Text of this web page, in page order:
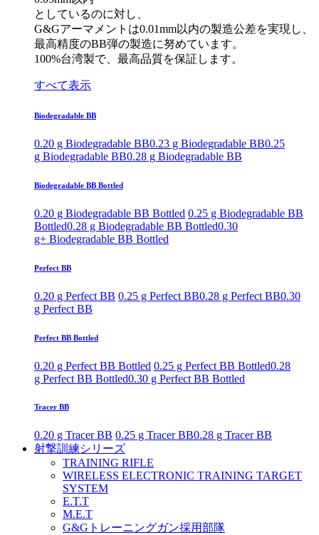
としているのに対し、
G&Gアーマメントは0.01mm以内の製造公差を実現し、
最高精度のBB弾の製造に努めています。
100%台湾製で、最高品質を保証します。
すべて表示
Biodegradable BB
0.20 g Biodegradable BB0.23 g Biodegradable BB0.25
g Biodegradable BB0.28 g Biodegradable BB
Biodegradable BB Bottled
0.20 g Biodegradable BB Bottled 0.25 g Biodegradable BB
Bottled0.28 g Biodegradable BB Bottled0.30
g+ Biodegradable BB Bottled
Perfect BB
0.20 g Perfect BB 0.25 g Perfect BB0.28 g Perfect BB0.30
g Perfect BB
Perfect BB Bottled
0.20 g Perfect BB Bottled 0.25 g Perfect BB Bottled0.28
g Perfect BB Bottled0.30 g Perfect BB Bottled
Tracer BB
0.20 g Tracer BB 0.25 g Tracer BB0.28 g Tracer BB
射撃訓練シリーズ
TRAINING RIFLE
WIRELESS ELECTRONIC TRAINING TARGET
SYSTEM
E.T.T
M.E.T
G&Gトレーニングガン採用部隊